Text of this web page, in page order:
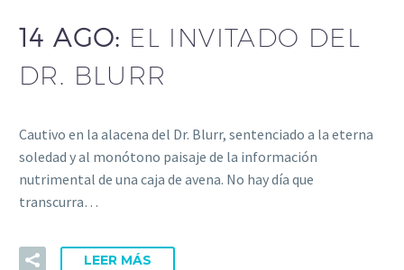
14 AGO: EL INVITADO DEL
DR. BLURR
Cautivo en la alacena del Dr. Blurr, sentenciado a la eterna
soledad y al monótono paisaje de la información
nutrimental de una caja de avena. No hay día que
transcurra…
LEER MÁS